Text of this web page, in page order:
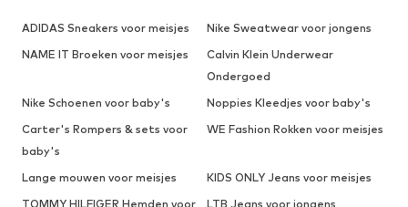
ADIDAS Sneakers voor meisjes
Nike Sweatwear voor jongens
NAME IT Broeken voor meisjes
Calvin Klein Underwear
Ondergoed
Nike Schoenen voor baby's
Noppies Kleedjes voor baby's
Carter's Rompers & sets voor
baby's
WE Fashion Rokken voor meisjes
Lange mouwen voor meisjes
KIDS ONLY Jeans voor meisjes
TOMMY HILFIGER Hemden voor
LTB Jeans voor jongens